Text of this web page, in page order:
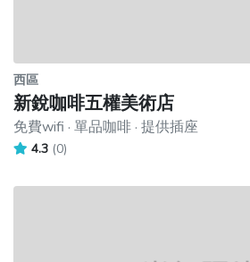
西區
新銳咖啡五權美術店
免費wifi · 單品咖啡 · 提供插座
4.3 (0)